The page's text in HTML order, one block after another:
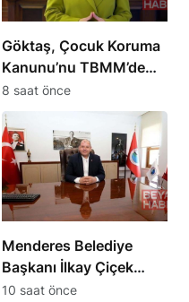
Göktaş, Çocuk Koruma
Kanunu’nu TBMM’de
yasalaştırdı
8 saat önce
Menderes Belediye
Başkanı İlkay Çiçek
görevden uzaklaştırıldı
10 saat önce